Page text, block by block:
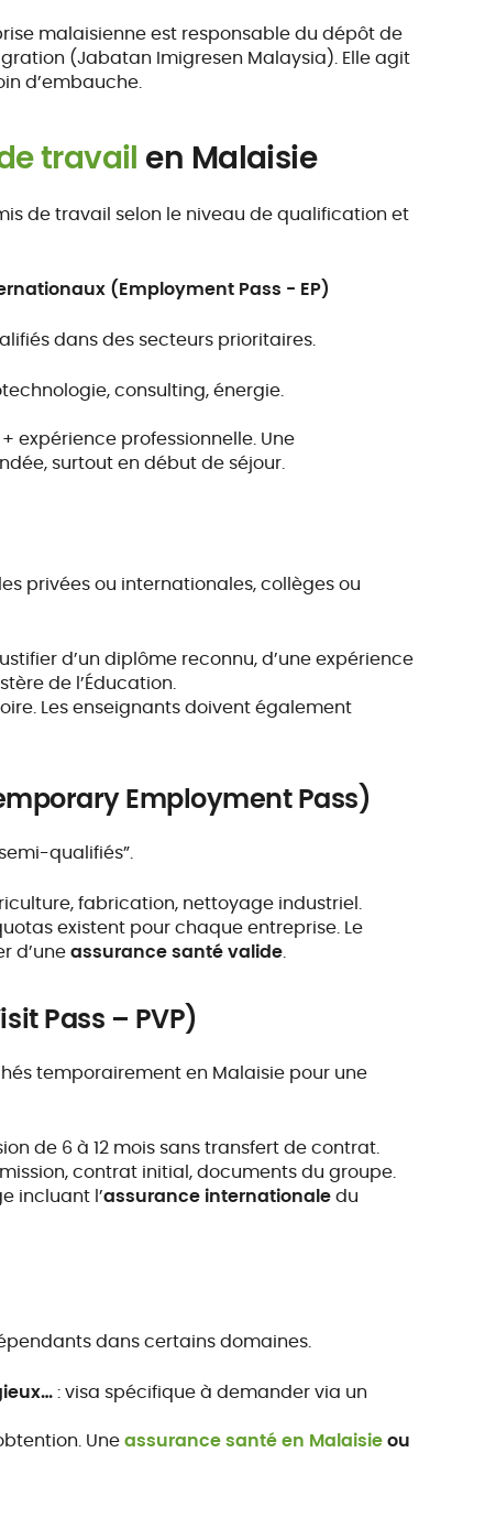
malaisienne est responsable du dépôt de
(Jabatan Imigresen Malaysia). Elle agit
d’embauche.
travail en Malaisie
de travail selon le niveau de qualification et
(Employment Pass - EP)
dans des secteurs prioritaires.
consulting, énergie.
expérience professionnelle. Une
surtout en début de séjour.
privées ou internationales, collèges ou
d’un diplôme reconnu, d’une expérience
de l’Éducation.
Les enseignants doivent également
Employment Pass)
qualifiés”.
fabrication, nettoyage industriel.
existent pour chaque entreprise. Le
d’uneassurance santé valide.
Pass – PVP)
temporairement en Malaisie pour une
de 6 à 12 mois sans transfert de contrat.
contrat initial, documents du groupe.
incluant l’assurance internationaledu
dans certains domaines.
: visa spécifique à demander via un
Uneassurance santé en Malaisieou